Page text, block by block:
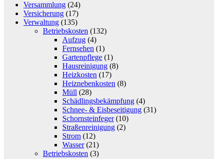
Versammlung (24)
Versicherung (17)
Verwaltung (135)
Betriebskosten (132)
Aufzug (4)
Fernsehen (1)
Gartenpflege (1)
Hausreinigung (8)
Heizkosten (17)
Heiznebenkosten (8)
Müll (28)
Schädlingsbekämpfung (4)
Schnee- & Eisbeseitigung (31)
Schornsteinfeger(10)
Straßenreinigung (2)
Strom (12)
Wasser(21)
Betriebskosten (3)